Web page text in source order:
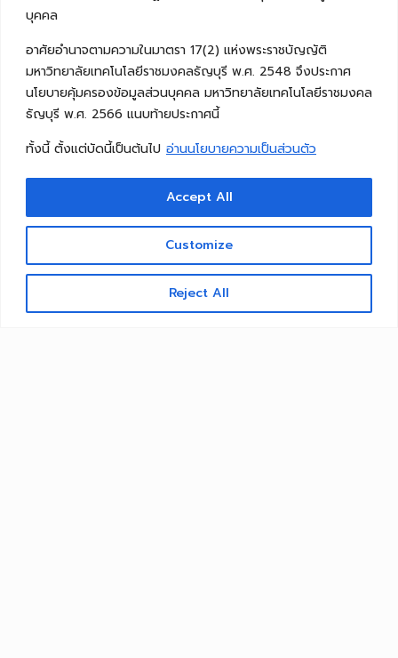
บุคคล
อาศัยอำนาจตามความในมาตรา 17(2) แห่งพระราชบัญญัติ
มหาวิทยาลัยเทคโนโลยีราชมงคลธัญบุรี พ.ศ. 2548 จึงประกาศ
นโยบายคุ้มครองข้อมูลส่วนบุคคล มหาวิทยาลัยเทคโนโลยีราชมงคล
ธัญบุรี พ.ศ. 2566 แนบท้ายประกาศนี้
ทั้งนี้ ตั้งแต่บัดนี้เป็นต้นไป อ่านนโยบายความเป็นส่วนตัว
Customize
Reject All
Accept All
สิงหาคม 3, 2026